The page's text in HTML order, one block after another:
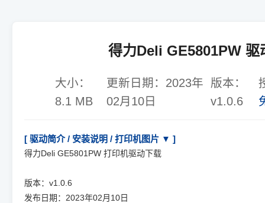
得力Deli GE5801PW 驱
大小：
8.1 MB
更新日期： 2023年
02月10日
版本：
v1.0.6
[ 驱动简介 / 安装说明 / 打印机图片 ▼ ]
得力Deli GE5801PW 打印机驱动下载
版本：v1.0.6
发布日期：2023年02月10日